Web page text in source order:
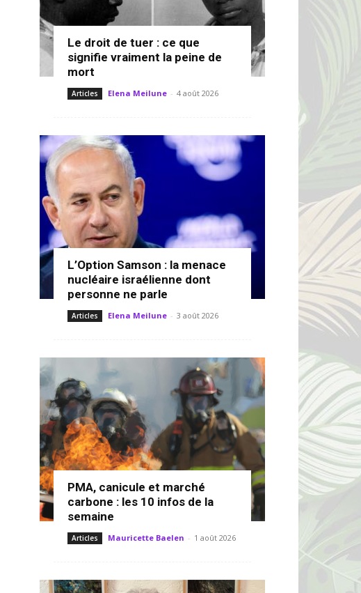
Le droit de tuer : ce que
signifie vraiment la peine de
mort
Articles Elena Meilune - 4 août 2026
L’Option Samson : la menace
nucléaire israélienne dont
personne ne parle
Articles Elena Meilune - 3 août 2026
PMA, canicule et marché
carbone : les 10 infos de la
semaine
Articles Mauricette Baelen - 1 août 2026